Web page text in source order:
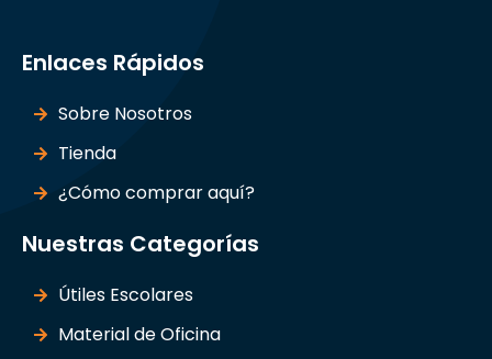
Enlaces Rápidos
Sobre Nosotros
Tienda
¿Cómo comprar aquí?
Nuestras Categorías
Útiles Escolares
Material de Oficina